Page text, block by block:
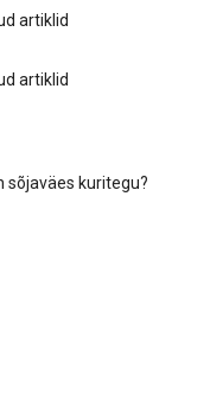
artiklid
artiklid
sõjaväes kuritegu?